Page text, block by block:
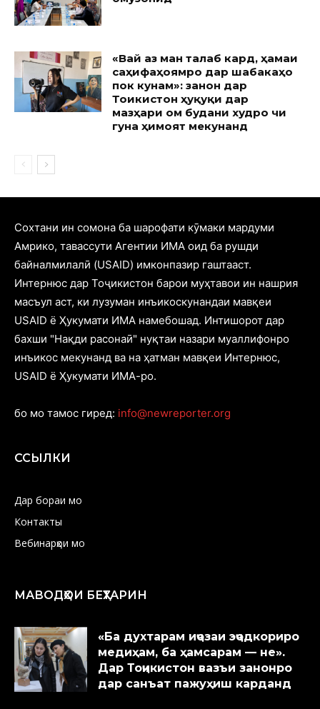
«Вай аз ман талаб кард, ҳамаи
саҳифаҳоямро дар шабакаҳо
пок кунам»: занон дар
Тоҷикистон ҳуқуқи дар
мазҳари ом будани худро чи
гуна ҳимоят мекунанд
Cохтани ин сомона ба шарофати кӯмаки мардуми
Амрико, тавассути Агентии ИМА оид ба рушди
байналмилалӣ (USAID) имконпазир гаштааст.
Интернюс дар Тоҷикистон барои муҳтавои ин нашрия
масъул аст, ки лузуман инъикоскунандаи мавқеи
USAID ё Ҳукумати ИМА намебошад. Интишорот дар
бахши "Нақди расонаӣ" нуқтаи назари муаллифонро
инъикос мекунанд ва на ҳатман мавқеи Интернюс,
USAID ё Ҳукумати ИМА-ро.
бо мо тамос гиред: info@newreporter.org
ССЫЛКИ
Дар бораи мо
Контакты
Вебинарҳои мо
МАВОДҲОИ БЕҲТАРИН
«Ба духтарам иҷозаи эҷодкориро
медиҳам, ба ҳамсарам — не».
Дар Тоҷикистон вазъи занонро
дар санъат пажуҳиш карданд